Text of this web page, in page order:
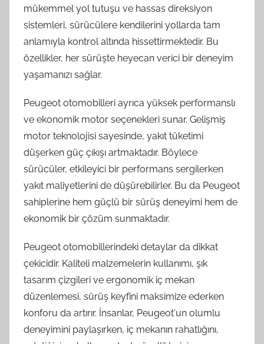
mükemmel yol tutuşu ve hassas direksiyon
sistemleri, sürücülere kendilerini yollarda tam
anlamıyla kontrol altında hissettirmektedir. Bu
özellikler, her sürüşte heyecan verici bir deneyim
yaşamanızı sağlar.
Peugeot otomobilleri ayrıca yüksek performanslı
ve ekonomik motor seçenekleri sunar. Gelişmiş
motor teknolojisi sayesinde, yakıt tüketimi
düşerken güç çıkışı artmaktadır. Böylece
sürücüler, etkileyici bir performans sergilerken
yakıt maliyetlerini de düşürebilirler. Bu da Peugeot
sahiplerine hem güçlü bir sürüş deneyimi hem de
ekonomik bir çözüm sunmaktadır.
Peugeot otomobillerindeki detaylar da dikkat
çekicidir. Kaliteli malzemelerin kullanımı, şık
tasarım çizgileri ve ergonomik iç mekan
düzenlemesi, sürüş keyfini maksimize ederken
konforu da artırır. İnsanlar, Peugeot'un olumlu
deneyimini paylaşırken, iç mekanın rahatlığını,